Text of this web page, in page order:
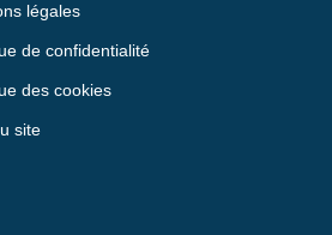
légales
de confidentialité
des cookies
site